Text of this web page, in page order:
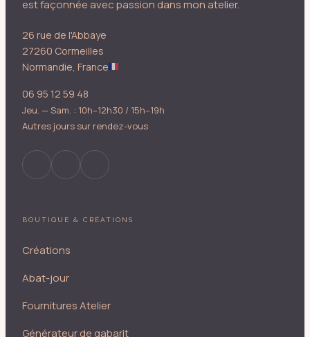
est façonnée avec passion dans mon atelier.
26 rue de l'Abbaye
27260 Cormeilles
Normandie, France
06 95 12 59 48
Jeu. — Sam. : 10h–12h30 / 15h–19h
Autres jours sur rendez-vous
BOUTIQUE & CRÉATIONS
Créations
Abat-jour
Fournitures Atelier
Générateur de gabarit